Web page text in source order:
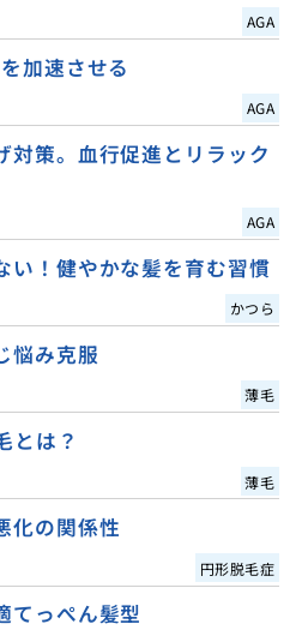
AGA
加速させる
AGA
対策。血行促進とリラック
AGA
い！健やかな髪を育む習慣
かつら
悩み克服
薄毛
とは？
薄毛
化の関係性
円形脱毛症
てっぺん髪型